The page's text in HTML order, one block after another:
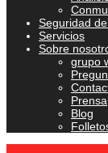
Seguridad
Servicios
Sobre
grupo
Prensa
Blog